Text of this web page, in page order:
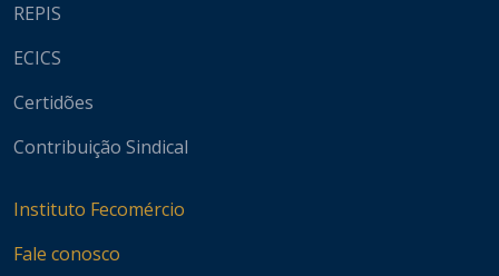
REPIS
ECICS
Certidões
Contribuição Sindical
Instituto Fecomércio
Fale conosco